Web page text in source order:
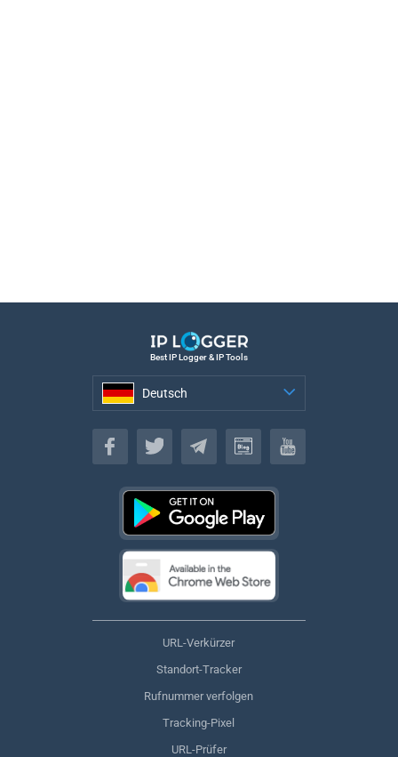
Best IP Logger & IP Tools
Deutsch
Deutsch
URL-Verkürzer
Standort-Tracker
Rufnummer verfolgen
Tracking-Pixel
URL-Prüfer